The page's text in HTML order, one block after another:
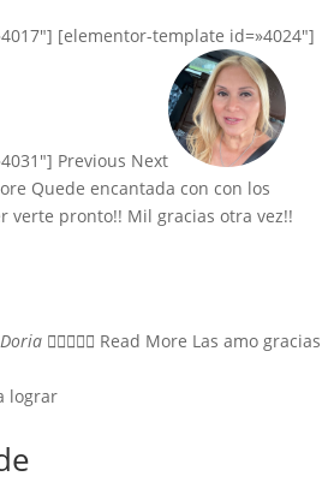
[elementor-template id=»4024″]
Previous Next
Quede encantada con con los
verte pronto!! Mil gracias otra vez!!
 Read More Las amo gracias
lograr